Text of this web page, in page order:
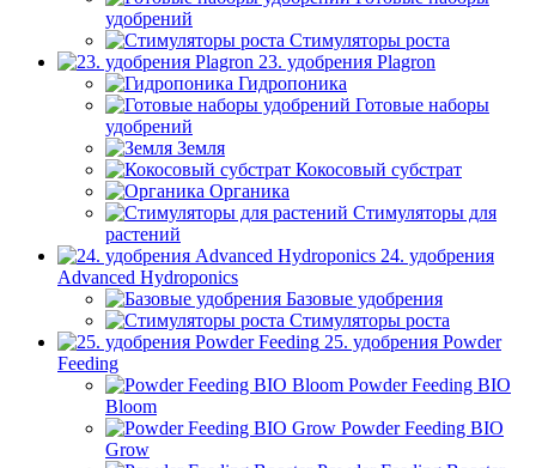
удобрений
Стимуляторы роста
23. удобрения Plagron
Гидропоника
Готовые наборы
удобрений
Земля
Кокосовый субстрат
Органика
Стимуляторы для
растений
24. удобрения
Advanced Hydroponics
Базовые удобрения
Стимуляторы роста
25. удобрения Powder
Feeding
Powder Feeding BIO
Bloom
Powder Feeding BIO
Grow